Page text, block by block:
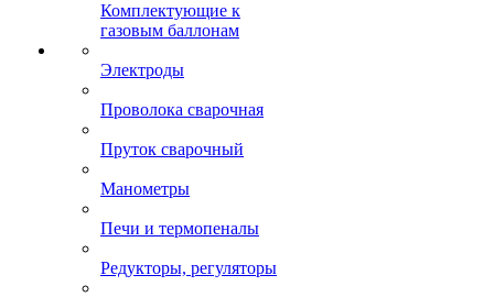
Комплектующие к
газовым баллонам
Электроды
Проволока сварочная
Пруток сварочный
Манометры
Печи и термопеналы
Редукторы, регуляторы